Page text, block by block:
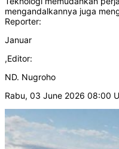
mengandalkannya juga
Reporter:
Januar
,Editor:
ND. Nugroho
Rabu, 03 June 2026 08:00